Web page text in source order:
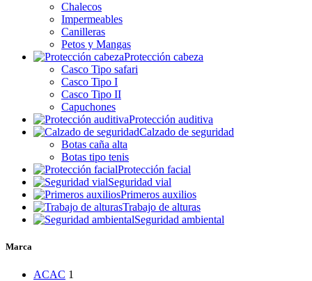
Chalecos
Impermeables
Canilleras
Petos y Mangas
Protección cabeza
Casco Tipo safari
Casco Tipo I
Casco Tipo II
Capuchones
Protección auditiva
Calzado de seguridad
Botas caña alta
Botas tipo tenis
Protección facial
Seguridad vial
Primeros auxilios
Trabajo de alturas
Seguridad ambiental
Marca
ACAC 1